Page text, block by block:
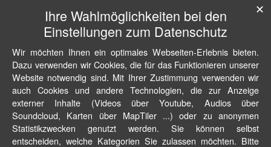
Ihre Wahlmöglichkeiten bei den
Einstellungen zum Datenschutz
Wir möchten Ihnen ein optimales Webseiten-Erlebnis bieten.
Dazu verwenden wir Cookies, die für das Funktionieren unserer
Website notwendig sind. Mit Ihrer Zustimmung verwenden wir
auch Cookies und andere Technologien, die zur Anzeige
externer Inhalte (Videos über Youtube, Audios über
Soundcloud, Karten über MapTiler ...) oder zu anonymen
Statistikzwecken genutzt werden. Sie können selbst
entscheiden, welche Kategorien Sie zulassen möchten. Bitte
✕